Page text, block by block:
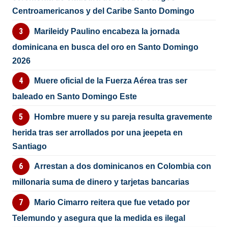
Centroamericanos y del Caribe Santo Domingo
Marileidy Paulino encabeza la jornada
dominicana en busca del oro en Santo Domingo
2026
Muere oficial de la Fuerza Aérea tras ser
baleado en Santo Domingo Este
Hombre muere y su pareja resulta gravemente
herida tras ser arrollados por una jeepeta en
Santiago
Arrestan a dos dominicanos en Colombia con
millonaria suma de dinero y tarjetas bancarias
Mario Cimarro reitera que fue vetado por
Telemundo y asegura que la medida es ilegal